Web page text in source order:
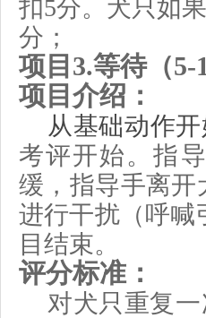
扣5分。 犬只如
分 ；
项目 3.等待（5-
项目介绍：
从基础动作
考评开始。指
缓，指导手离开
进行干扰（呼喊
目结束。
评分标准：
对犬只重复